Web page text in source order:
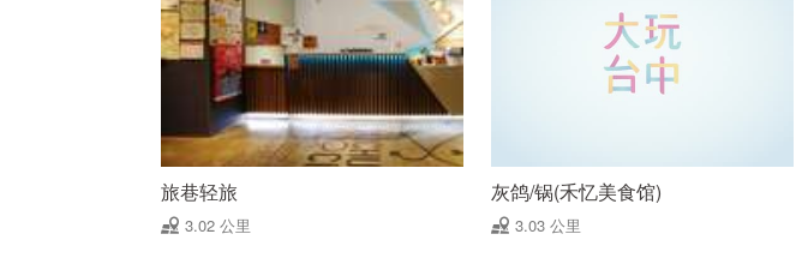
旅巷轻旅
3.02 公里
灰鸽/锅(禾忆美食馆)
3.03 公里